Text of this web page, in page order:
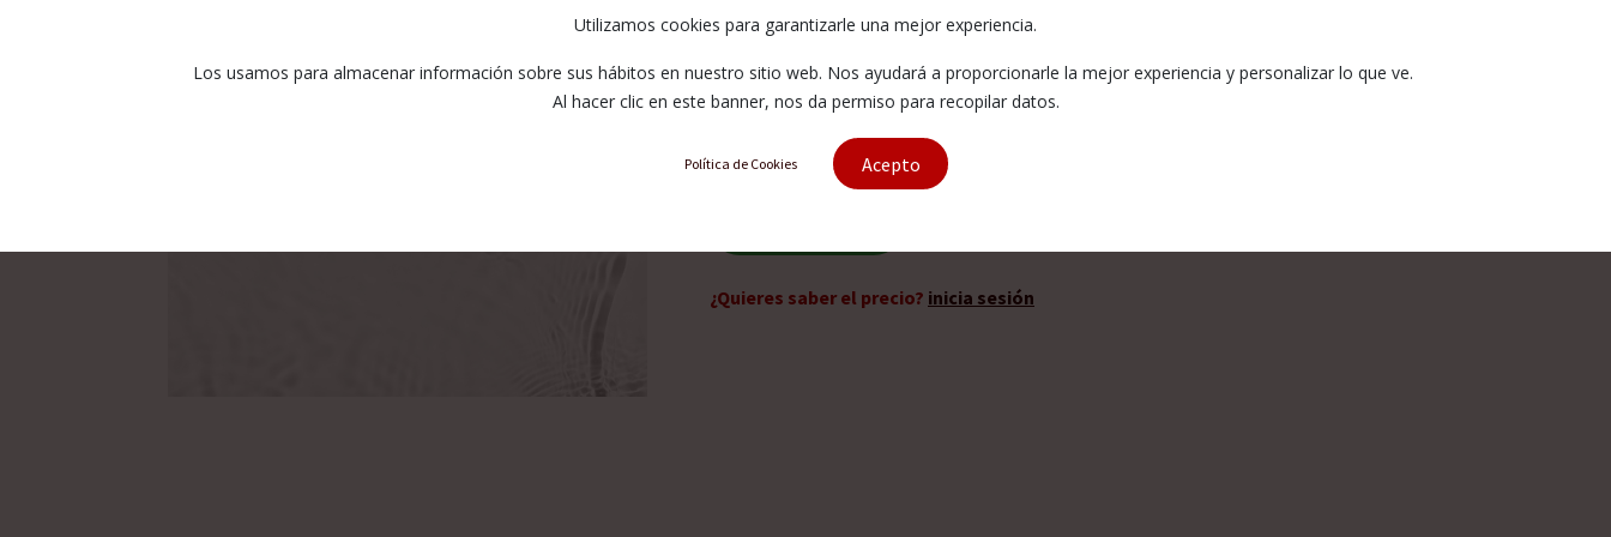
Cuerpo
2030-6453-YB
¿Quieres saber el precio? inicia sesión
Utilizamos cookies para garantizarle una mejor experiencia.
Los usamos para almacenar información sobre sus hábitos en nuestro sitio web. Nos ayudará a proporcionarle la mejor experiencia y personalizar lo que ve.
Al hacer clic en este banner, nos da permiso para recopilar datos.
Política de Cookies Acepto